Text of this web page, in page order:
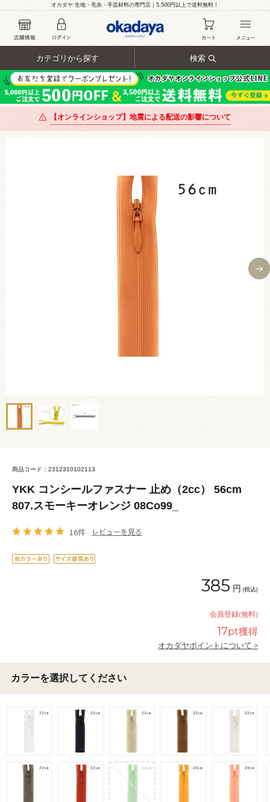
オカダヤ 生地・毛糸・手芸材料の専門店｜5,500円以上で送料無料！
カテゴリから探す 検索
【オンラインショップ】地震による配送の影響について
商品コード：2312310102113
YKK コンシールファスナー 止め（2cc） 56cm
807.スモーキーオレンジ 08Co99_
16件 レビューを見る
385 円 (税込)
会員登録(無料)
17pt獲得
オカダヤポイントについて >
カラーを選択してください